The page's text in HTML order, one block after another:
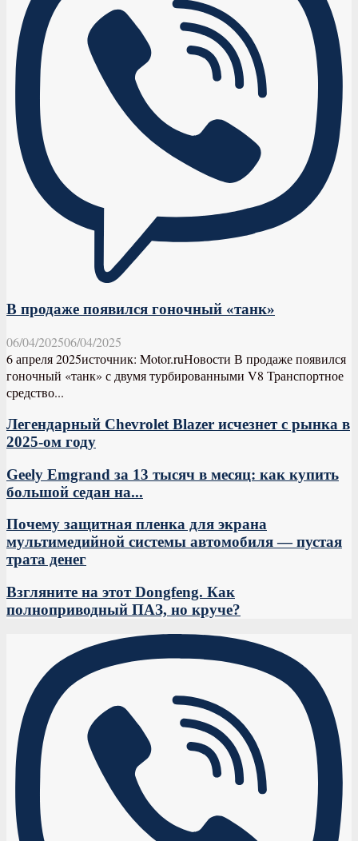
В продаже появился гоночный «танк»
06/04/202506/04/2025
6 апреля 2025источник: Motor.ruНовости В продаже появился
гоночный «танк» с двумя турбированными V8 Транспортное
средство...
Легендарный Chevrolet Blazer исчезнет с рынка в
2025-ом году
Geely Emgrand за 13 тысяч в месяц: как купить
большой седан на...
Почему защитная пленка для экрана
мультимедийной системы автомобиля — пустая
трата денег
Взгляните на этот Dongfeng. Как
полноприводный ПАЗ, но круче?